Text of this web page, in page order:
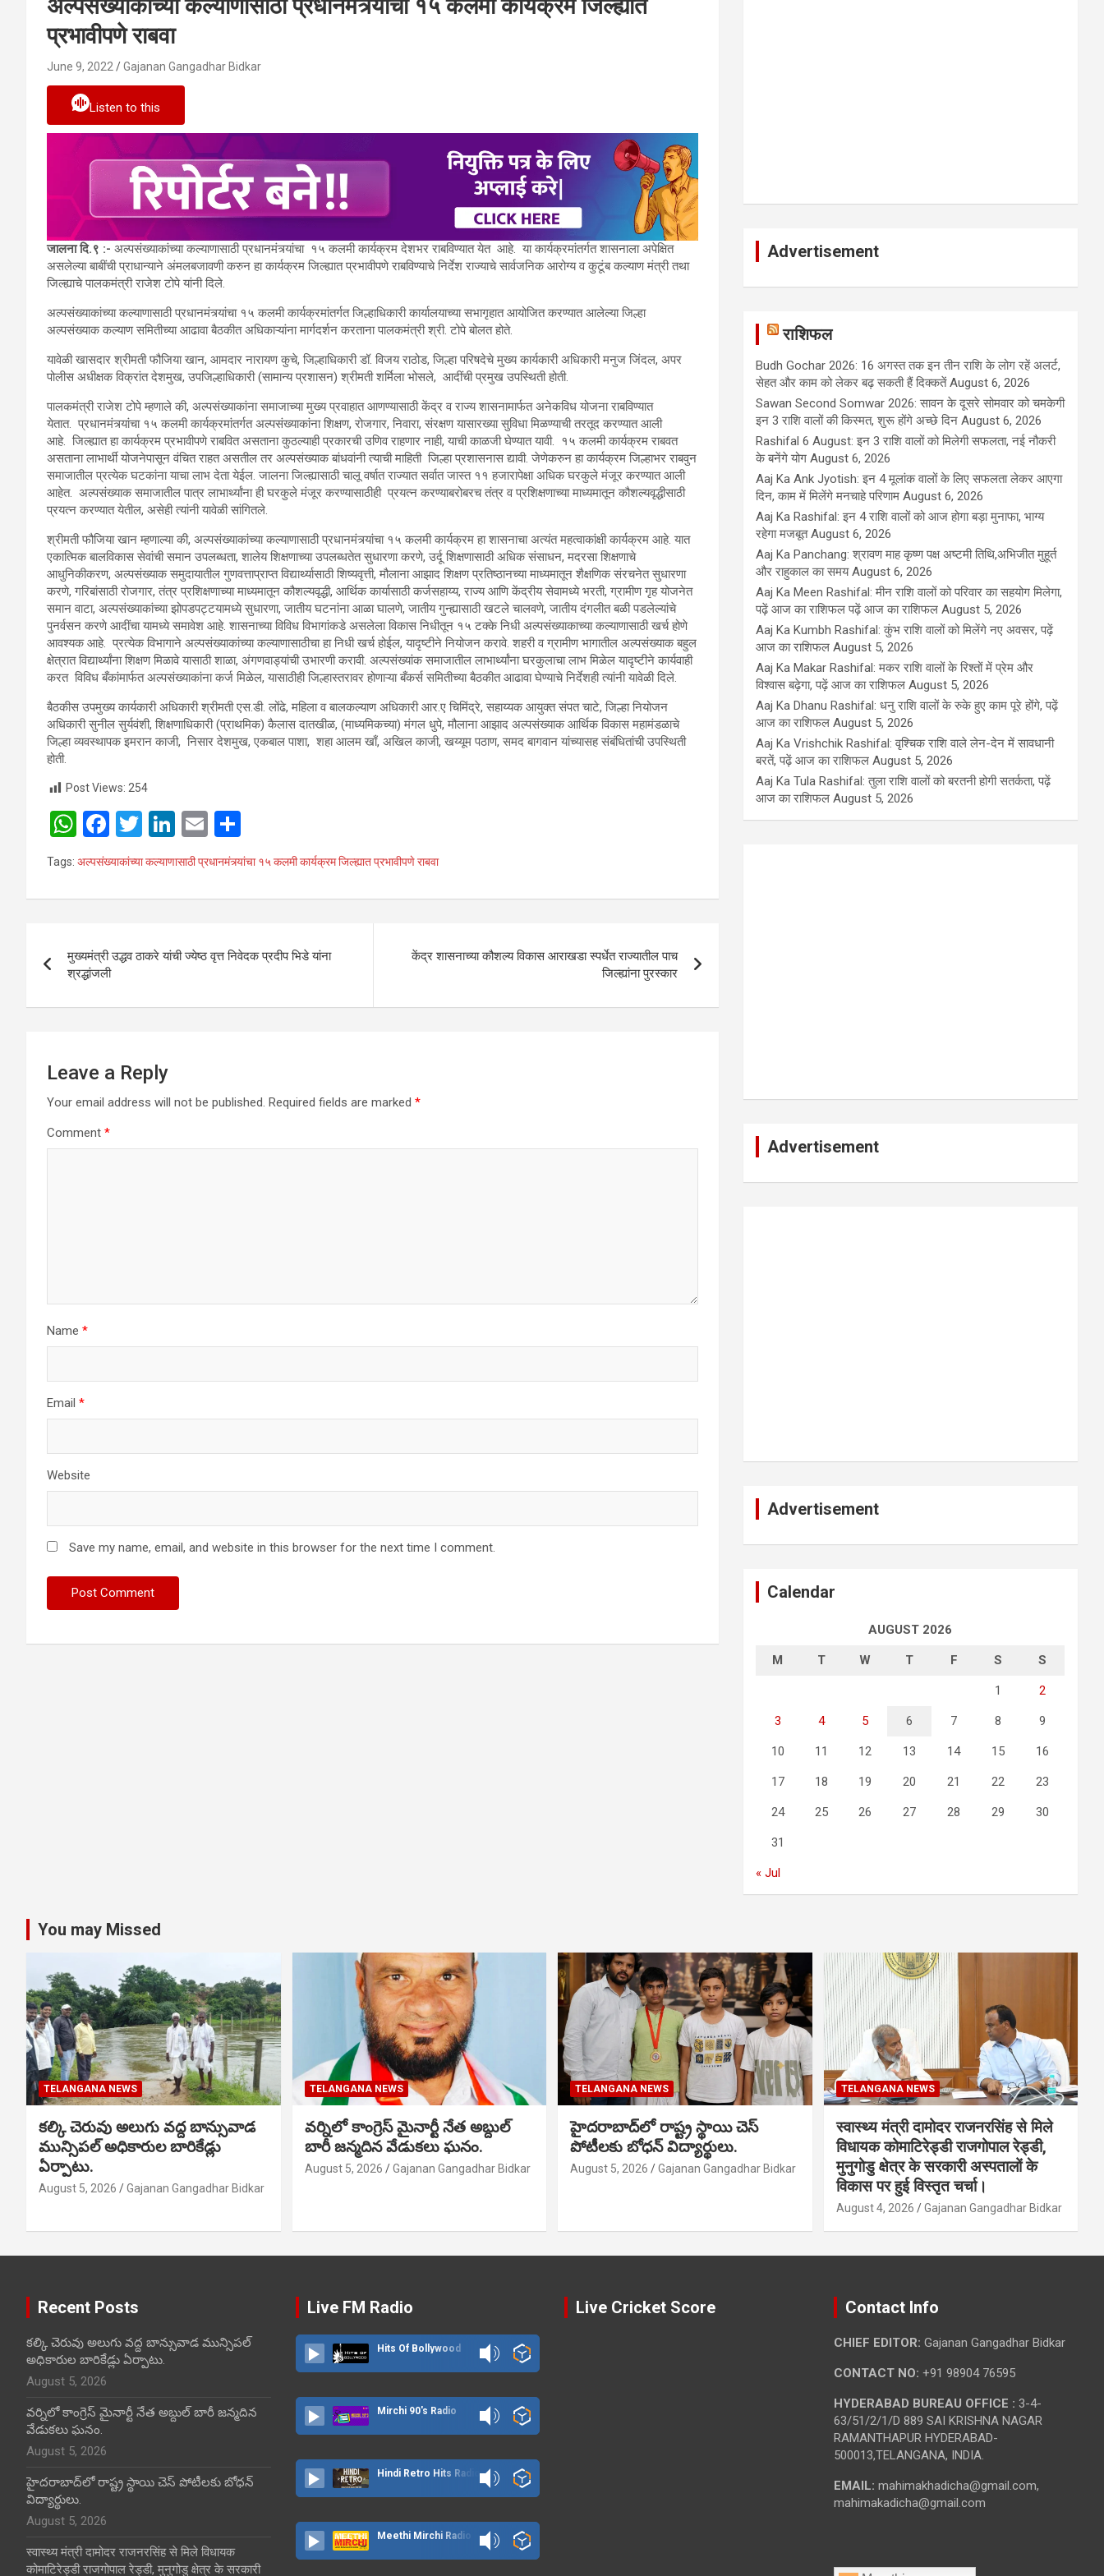
अल्पसंख्याकांच्या कल्याणासाठी प्रधानमंत्र्यांचा १५ कलमी कार्यक्रम जिल्ह्यात
प्रभावीपणे राबवा
June 9, 2022 Gajanan Gangadhar Bidkar
Listen to this
जालना दि.९ :- अल्पसंख्याकांच्या कल्याणासाठी प्रधानमंत्र्यांचा १५ कलमी कार्यक्रम देशभर राबविण्यात येत आहे. या कार्यक्रमांतर्गत शासनाला अपेक्षित
असलेल्या बाबींची प्राधान्याने अंमलबजावणी करुन हा कार्यक्रम जिल्ह्यात प्रभावीपणे राबविण्याचे निर्देश राज्याचे सार्वजनिक आरोग्य व कुटूंब कल्याण मंत्री तथा
जिल्ह्याचे पालकमंत्री राजेश टोपे यांनी दिले.
अल्पसंख्याकांच्या कल्याणासाठी प्रधानमंत्र्यांचा १५ कलमी कार्यक्रमांतर्गत जिल्हाधिकारी कार्यालयाच्या सभागृहात आयोजित करण्यात आलेल्या जिल्हा
अल्पसंख्याक कल्याण समितीच्या आढावा बैठकीत अधिकाऱ्यांना मार्गदर्शन करताना पालकमंत्री श्री. टोपे बोलत होते.
यावेळी खासदार श्रीमती फौजिया खान, आमदार नारायण कुचे, जिल्हाधिकारी डॉ. विजय राठोड, जिल्हा परिषदेचे मुख्य कार्यकारी अधिकारी मनुज जिंदल, अपर
पोलीस अधीक्षक विक्रांत देशमुख, उपजिल्हाधिकारी (सामान्य प्रशासन) श्रीमती शर्मिला भोसले, आदींची प्रमुख उपस्थिती होती.
पालकमंत्री राजेश टोपे म्हणाले की, अल्पसंख्याकांना समाजाच्या मुख्य प्रवाहात आणण्यासाठी केंद्र व राज्य शासनामार्फत अनेकविध योजना राबविण्यात
येतात. प्रधानमंत्र्यांचा १५ कलमी कार्यक्रमांतर्गत अल्पसंख्याकांना शिक्षण, रोजगार, निवारा, संरक्षण यासारख्या सुविधा मिळण्याची तरतूद करण्यात आली
आहे. जिल्ह्यात हा कार्यक्रम प्रभावीपणे राबवित असताना कुठल्याही प्रकारची उणिव राहणार नाही, याची काळजी घेण्यात यावी. १५ कलमी कार्यक्रम राबवत
असताना लाभार्थी योजनेपासून वंचित राहत असतील तर अल्पसंख्याक बांधवांनी त्याची माहिती जिल्हा प्रशासनास द्यावी. जेणेकरुन हा कार्यक्रम जिल्हाभर राबवुन
समाजातील प्रत्येक घटकांना याचा लाभ देता येईल. जालना जिल्ह्यासाठी चालू वर्षात राज्यात सर्वात जास्त ११ हजारापेक्षा अधिक घरकुले मंजूर करण्यात आली
आहेत. अल्पसंख्याक समाजातील पात्र लाभार्थ्यांना ही घरकुले मंजूर करण्यासाठीही प्रयत्न करण्याबरोबरच तंत्र व प्रशिक्षणाच्या माध्यमातून कौशल्यवृद्धीसाठी
प्रयत्न करण्यात येतील, असेही त्यांनी यावेळी सांगितले.
श्रीमती फौजिया खान म्हणाल्या की, अल्पसंख्याकांच्या कल्याणासाठी प्रधानमंत्र्यांचा १५ कलमी कार्यक्रम हा शासनाचा अत्यंत महत्वाकांक्षी कार्यक्रम आहे. यात
एकात्मिक बालविकास सेवांची समान उपलब्धता, शालेय शिक्षणाच्या उपलब्धतेत सुधारणा करणे, उर्दू शिक्षणासाठी अधिक संसाधन, मदरसा शिक्षणाचे
आधुनिकीकरण, अल्पसंख्याक समुदायातील गुणवत्ताप्राप्त विद्यार्थ्यासाठी शिष्यवृत्ती, मौलाना आझाद शिक्षण प्रतिष्ठानच्या माध्यमातून शैक्षणिक संरचनेत सुधारणा
करणे, गरिबांसाठी रोजगार, तंत्र प्रशिक्षणाच्या माध्यमातून कौशल्यवृद्धी, आर्थिक कार्यासाठी कर्जसहाय्य, राज्य आणि केंद्रीय सेवामध्ये भरती, ग्रामीण गृह योजनेत
समान वाटा, अल्पसंख्याकांच्या झोपडपट्टयामध्ये सुधारणा, जातीय घटनांना आळा घालणे, जातीय गुन्ह्यासाठी खटले चालवणे, जातीय दंगलीत बळी पडलेल्यांचे
पुनर्वसन करणे आदींचा यामध्ये समावेश आहे. शासनाच्या विविध विभागांकडे असलेला विकास निधीतून १५ टक्के निधी अल्पसंख्याकाच्या कल्याणासाठी खर्च होणे
आवश्यक आहे. प्रत्येक विभागाने अल्पसंख्याकांच्या कल्याणासाठीचा हा निधी खर्च होईल, यादृष्टीने नियोजन करावे. शहरी व ग्रामीण भागातील अल्पसंख्याक बहुल
क्षेत्रात विद्यार्थ्यांना शिक्षण मिळावे यासाठी शाळा, अंगणवाड्यांची उभारणी करावी. अल्पसंख्यांक समाजातील लाभार्थ्यांना घरकुलाचा लाभ मिळेल यादृष्टीने कार्यवाही
करत विविध बँकांमार्फत अल्पसंख्याकांना कर्ज मिळेल, यासाठीही जिल्हास्तरावर होणाऱ्या बँकर्स समितीच्या बैठकीत आढावा घेण्याचे निर्देशही त्यांनी यावेळी दिले.
बैठकीस उपमुख्य कार्यकारी अधिकारी श्रीमती एस.डी. लोंढे, महिला व बालकल्याण अधिकारी आर.ए चिमिंद्रे, सहाय्यक आयुक्त संपत चाटे, जिल्हा नियोजन
अधिकारी सुनील सुर्यवंशी, शिक्षणाधिकारी (प्राथमिक) कैलास दातखीळ, (माध्यमिकच्या) मंगल धुपे, मौलाना आझाद अल्पसंख्याक आर्थिक विकास महामंडळाचे
जिल्हा व्यवस्थापक इमरान काजी, निसार देशमुख, एकबाल पाशा, शहा आलम खाँ, अखिल काजी, खय्यूम पठाण, समद बागवान यांच्यासह संबंधितांची उपस्थिती
होती.
Post Views: 254
W
at
s
p
p
F
ce
b
o
k
T
tt
er
Li
ke
dI
E
m
ail
h
ar
e
Tags: अल्पसंख्याकांच्या कल्याणासाठी प्रधानमंत्र्यांचा १५ कलमी कार्यक्रम जिल्ह्यात प्रभावीपणे राबवा
navigation
मुख्यमंत्री उद्धव ठाकरे यांची ज्येष्ठ वृत्त निवेदक प्रदीप भिडे यांना
श्रद्धांजली
केंद्र शासनाच्या कौशल्य विकास आराखडा स्पर्धेत राज्यातील पाच
जिल्ह्यांना पुरस्कार
Leave a Reply
Your email address will not be published. Required fields are marked *
Comment *
Name *
Email *
Website
Save my name, email, and website in this browser for the next time I comment.
Advertisement
राशिफल
Budh Gochar 2026: 16 अगस्त तक इन तीन राशि के लोग रहें अलर्ट,
सेहत और काम को लेकर बढ़ सकती हैं दिक्कतें August 6, 2026
Sawan Second Somwar 2026: सावन के दूसरे सोमवार को चमकेगी
इन 3 राशि वालों की किस्मत, शुरू होंगे अच्छे दिन August 6, 2026
Rashifal 6 August: इन 3 राशि वालों को मिलेगी सफलता, नई नौकरी
के बनेंगे योग August 6, 2026
Aaj Ka Ank Jyotish: इन 4 मूलांक वालों के लिए सफलता लेकर आएगा
दिन, काम में मिलेंगे मनचाहे परिणाम August 6, 2026
Aaj Ka Rashifal: इन 4 राशि वालों को आज होगा बड़ा मुनाफा, भाग्य
रहेगा मजबूत August 6, 2026
Aaj Ka Panchang: श्रावण माह कृष्ण पक्ष अष्टमी तिथि,अभिजीत मुहूर्त
और राहुकाल का समय August 6, 2026
Aaj Ka Meen Rashifal: मीन राशि वालों को परिवार का सहयोग मिलेगा,
पढ़ें आज का राशिफल पढ़ें आज का राशिफल August 5, 2026
Aaj Ka Kumbh Rashifal: कुंभ राशि वालों को मिलेंगे नए अवसर, पढ़ें
आज का राशिफल August 5, 2026
Aaj Ka Makar Rashifal: मकर राशि वालों के रिश्तों में प्रेम और
विश्वास बढ़ेगा, पढ़ें आज का राशिफल August 5, 2026
Aaj Ka Dhanu Rashifal: धनु राशि वालों के रुके हुए काम पूरे होंगे, पढ़ें
आज का राशिफल August 5, 2026
Aaj Ka Vrishchik Rashifal: वृश्चिक राशि वाले लेन-देन में सावधानी
बरतें, पढ़ें आज का राशिफल August 5, 2026
Aaj Ka Tula Rashifal: तुला राशि वालों को बरतनी होगी सतर्कता, पढ़ें
आज का राशिफल August 5, 2026
Advertisement
Advertisement
Calendar
AUGUST 2026
M T W T F S S
1 2
3 4 5 6 7 8 9
10 11 12 13 14 15 16
17 18 19 20 21 22 23
24 25 26 27 28 29 30
31
« Jul
You may Missed
TELANGANA NEWS
కల్కి చెరువు అలుగు వద్ద బాన్సువాడ
మున్సిపల్ అధికారుల బారికేడ్లు
ఏర్పాటు.
August 5, 2026 Gajanan Gangadhar Bidkar
TELANGANA NEWS
వర్నిలో కాంగ్రెస్ మైనార్టీ నేత అబ్దుల్
బారీ జన్మదిన వేడుకలు ఘనం.
August 5, 2026 Gajanan Gangadhar Bidkar
TELANGANA NEWS
హైదరాబాద్‌లో రాష్ట్ర స్థాయి చెస్
పోటీలకు బోధన్ విద్యార్థులు.
August 5, 2026 Gajanan Gangadhar Bidkar
TELANGANA NEWS
स्वास्थ्य मंत्री दामोदर राजनरसिंह से मिले
विधायक कोमाटिरेड्डी राजगोपाल रेड्डी,
मुनुगोडु क्षेत्र के सरकारी अस्पतालों के
विकास पर हुई विस्तृत चर्चा।
August 4, 2026 Gajanan Gangadhar Bidkar
Recent Posts
కల్కి చెరువు అలుగు వద్ద బాన్సువాడ మున్సిపల్
అధికారుల బారికేడ్లు ఏర్పాటు.
August 5, 2026
వర్నిలో కాంగ్రెస్ మైనార్టీ నేత అబ్దుల్ బారీ జన్మదిన
వేడుకలు ఘనం.
August 5, 2026
హైదరాబాద్‌లో రాష్ట్ర స్థాయి చెస్ పోటీలకు బోధన్
విద్యార్థులు.
August 5, 2026
स्वास्थ्य मंत्री दामोदर राजनरसिंह से मिले विधायक
कोमाटिरेड्डी राजगोपाल रेड्डी, मुनुगोडु क्षेत्र के सरकारी
Live FM Radio
Hits Of Bollywood
Mirchi 90's Radio
Hindi Retro Hits Radio
Meethi Mirchi Radio
Live Cricket Score Contact Info
CHIEF EDITOR: Gajanan Gangadhar Bidkar
CONTACT NO: +91 98904 76595
HYDERABAD BUREAU OFFICE : 3-4-
63/51/2/1/D 889 SAI KRISHNA NAGAR
RAMANTHAPUR HYDERABAD-
500013,TELANGANA, INDIA.
EMAIL: mahimakhadicha@gmail.com,
mahimakadicha@gmail.com